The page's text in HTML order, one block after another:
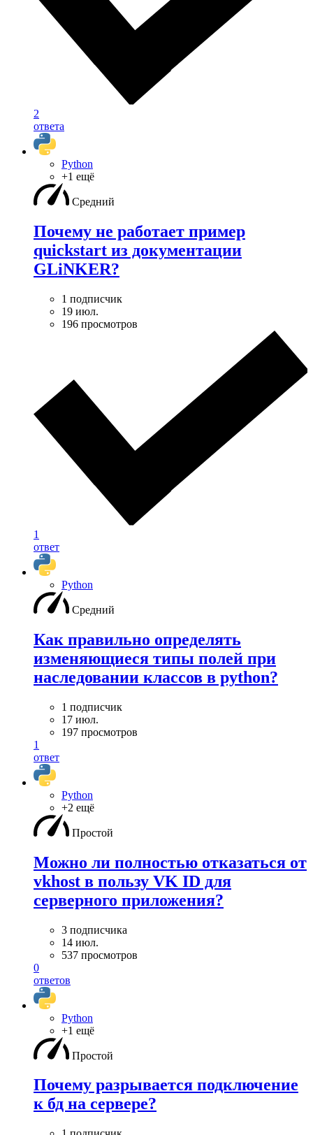
2
ответа
Python
+1 ещё
Средний
Почему не работает пример
quickstart из документации
GLiNKER?
1 подписчик
19 июл.
196 просмотров
1
ответ
Python
Средний
Как правильно определять
изменяющиеся типы полей при
наследовании классов в python?
1 подписчик
17 июл.
197 просмотров
1
ответ
Python
+2 ещё
Простой
Можно ли полностью отказаться от
vkhost в пользу VK ID для
серверного приложения?
3 подписчика
14 июл.
537 просмотров
0
ответов
Python
+1 ещё
Простой
Почему разрывается подключение
к бд на сервере?